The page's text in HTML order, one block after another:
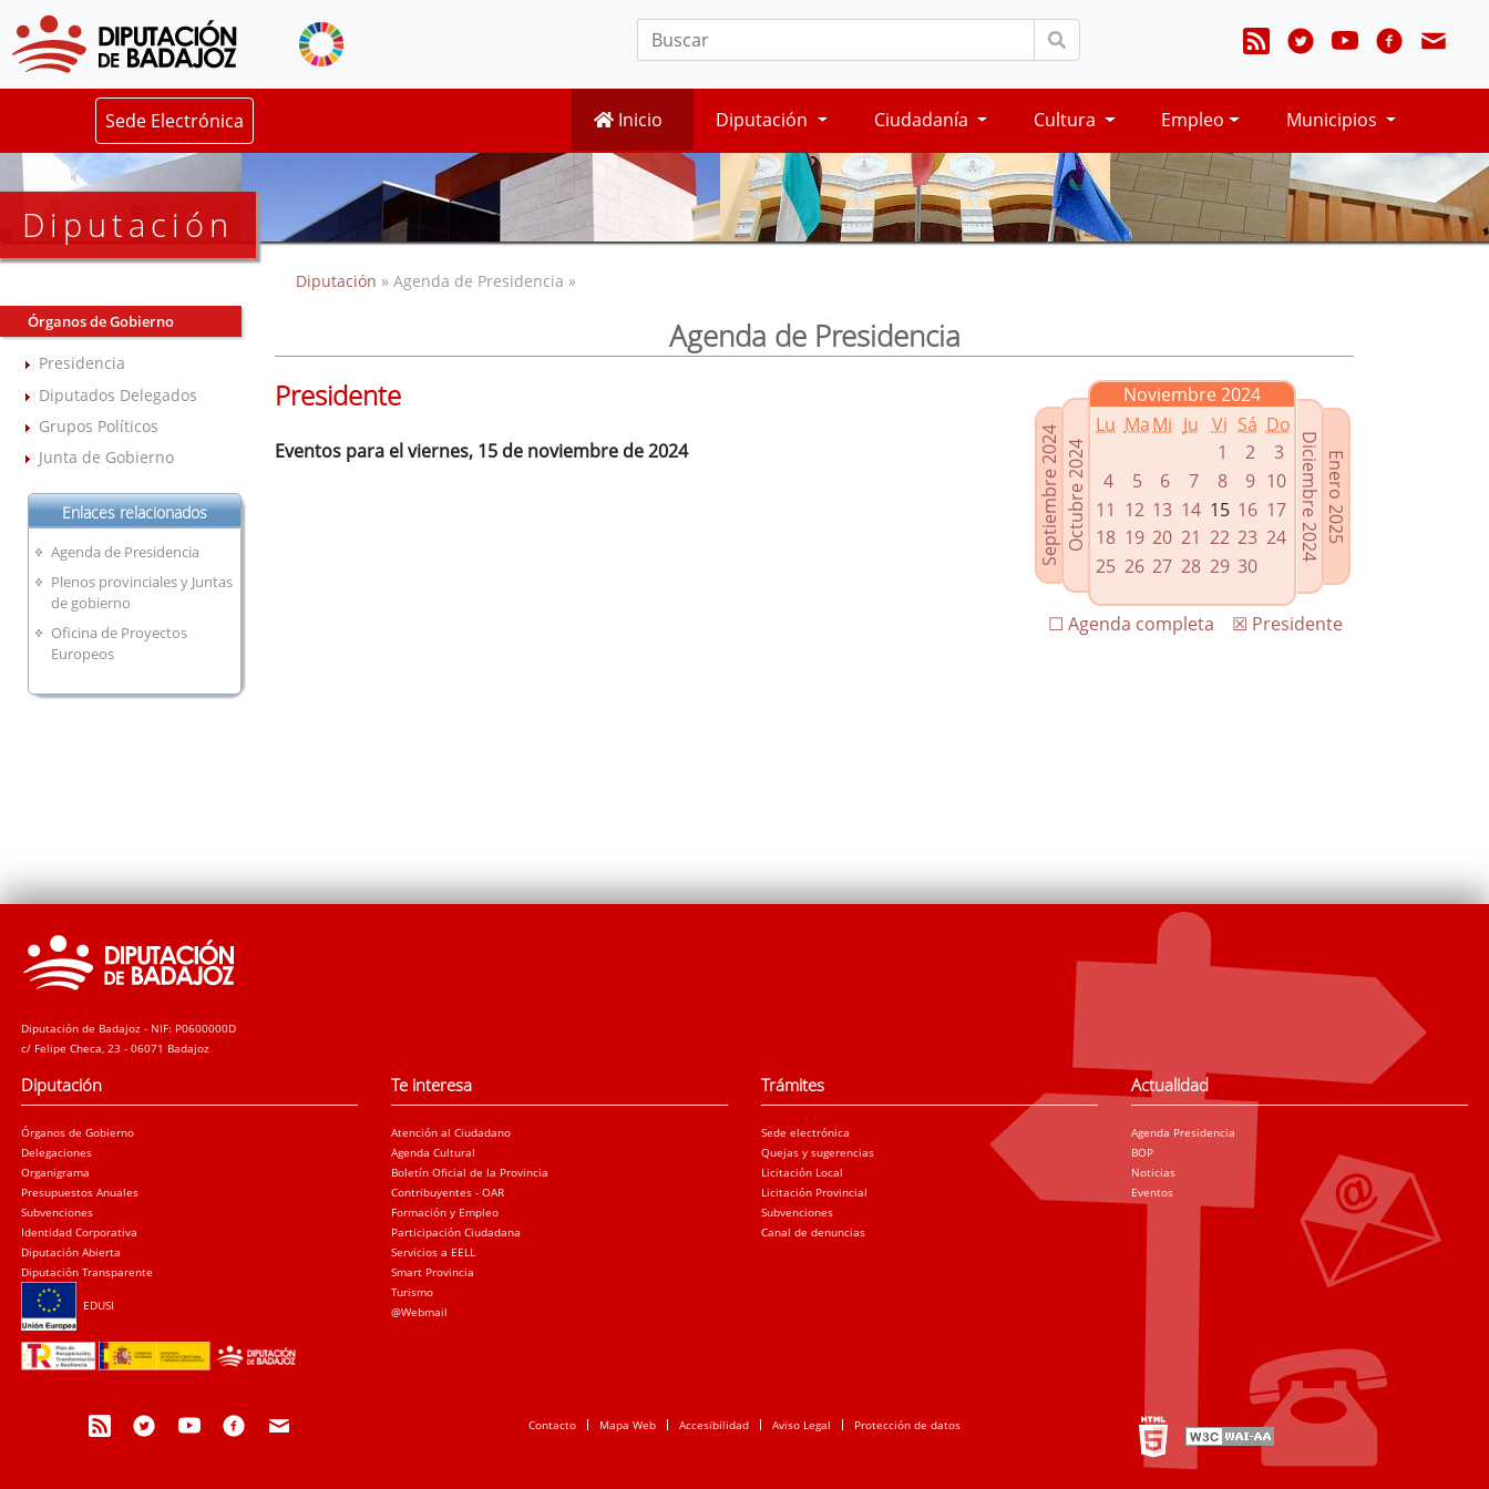
Sede Electrónica Inicio Diputación Ciudadanía Cultura Empleo Municipios
Diputación
Órganos de Gobierno
Presidencia
Diputados Delegados
Grupos Políticos
Junta de Gobierno
Enlaces relacionados
Agenda de Presidencia
Plenos provinciales y Juntas
de gobierno
Oficina de Proyectos
Europeos
Diputación » Agenda de Presidencia »
Agenda de Presidencia
Septiembre 2024Octubre 2024
Noviembre 2024
Lu MaMi Ju Vi Sá Do
1
2
3
4
5 6 7 8 9 10
11 12 13 14 15 16 17
18 19 20 21 22 23 24
25 26 27 28 29 30
Enero 2025
Diciembre 2024
☒ Presidente
☐ Agenda completa
Presidente
Eventos para el viernes, 15 de noviembre de 2024
Diputación de Badajoz - NIF: P0600000D
c/ Felipe Checa, 23 - 06071 Badajoz
Diputación
Órganos de Gobierno
Delegaciones
Organigrama
Presupuestos Anuales
Subvenciones
Identidad Corporativa
Diputación Abierta
Diputación Transparente
EDUSI
Te interesa
Atención al Ciudadano
Agenda Cultural
Boletín Oficial de la Provincia
Contribuyentes - OAR
Formación y Empleo
Participación Ciudadana
Servicios a EELL
Smart Provincia
Turismo
@Webmail
Trámites
Sede electrónica
Quejas y sugerencias
Licitación Local
Licitación Provincial
Subvenciones
Canal de denuncias
Actualidad
Agenda Presidencia
BOP
Noticias
Eventos
Contacto Mapa Web Accesibilidad Aviso Legal Protección de datos